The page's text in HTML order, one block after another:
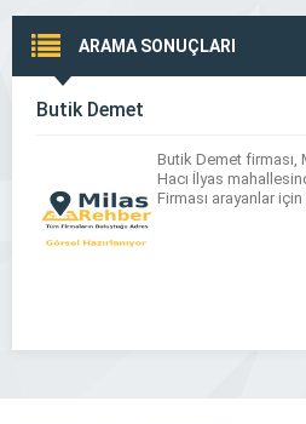
ARAMA SONUÇLARI
Butik Demet
Butik Demet
Hacı İlyas
Firması arayanlar